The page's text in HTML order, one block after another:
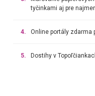
tyčinkami aj pre
4. Online portály zdarma
5. Dostihy v